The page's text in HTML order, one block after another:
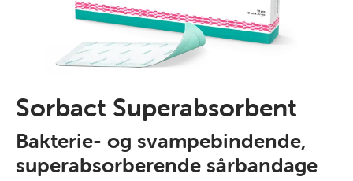
Sorbact Superabsorbent
Bakterie- og svampebindende,
superabsorberende sårbandage